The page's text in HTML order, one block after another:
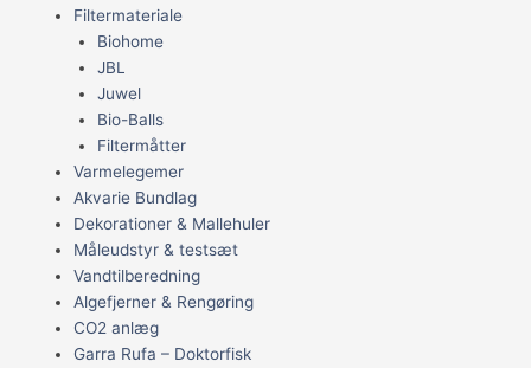
Filtermateriale
Biohome
JBL
Juwel
Bio-Balls
Filtermåtter
Varmelegemer
Akvarie Bundlag
Dekorationer & Mallehuler
Måleudstyr & testsæt
Vandtilberedning
Algefjerner & Rengøring
CO2 anlæg
Garra Rufa – Doktorfisk